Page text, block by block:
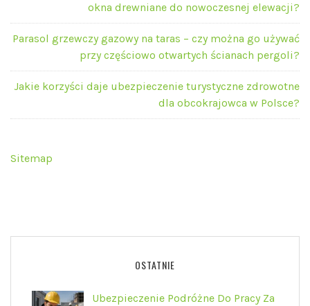
okna drewniane do nowoczesnej elewacji?
Parasol grzewczy gazowy na taras – czy można go używać
przy częściowo otwartych ścianach pergoli?
Jakie korzyści daje ubezpieczenie turystyczne zdrowotne
dla obcokrajowca w Polsce?
Sitemap
OSTATNIE
Ubezpieczenie Podróżne Do Pracy Za